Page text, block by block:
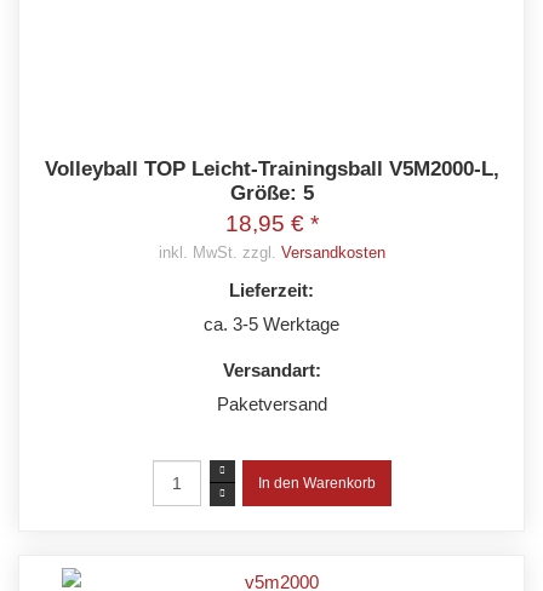
Volleyball TOP Leicht-Trainingsball V5M2000-L,
Größe: 5
18,95 € *
inkl. MwSt. zzgl. Versandkosten
Lieferzeit:
ca. 3-5 Werktage
Versandart:
Paketversand